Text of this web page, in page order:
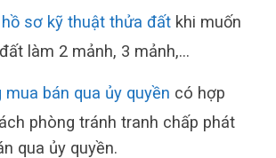
sơ kỹ thuật thửa đất khi muốn
làm 2 mảnh, 3 mảnh,…
mua bán qua ủy quyền có hợp
phòng tránh tranh chấp phát
qua ủy quyền.